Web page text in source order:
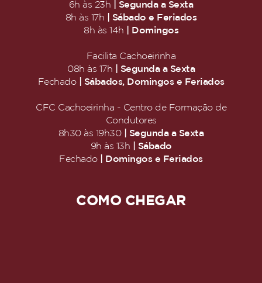
6h às 23h
| Segunda a Sexta
8h às 17h
| Sábado e Feriados
8h às 14h
| Domingos
Facilita Cachoeirinha
08h às 17h
| Segunda a Sexta
Fechado
| Sábados, Domingos e Feriados
CFC Cachoeirinha - Centro de Formação de
Condutores
8h30 às 19h30
| Segunda a Sexta
9h às 13h
| Sábado
Fechado
| Domingos e Feriados
COMO CHEGAR